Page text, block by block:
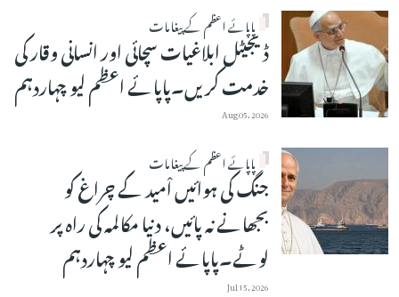
پاپائے اعظم کے پیغامات
ڈیجیٹل ابلاغیات سچائی اور انسانی وقار کی
خدمت کریں۔پاپائے اعظم لیو چہاردہم
Aug 05, 2026
پاپائے اعظم کے پیغامات
جنگ کی ہوائیں اْمید کے چراغ کو
بجھانے نہ پائیں، دنیا مکالمہ کی راہ پر
لوٹے۔پاپائے اعظم لیو چہاردہم
Jul 15, 2026